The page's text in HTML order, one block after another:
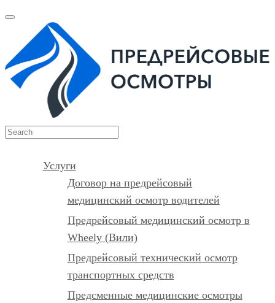
Услуги
Договор на предрейсовый
медицинский осмотр водителей
Предрейсовый медицинский осмотр в
Wheely (Вили)
Предрейсовый технический осмотр
транспортных средств
Предсменные медицинские осмотры